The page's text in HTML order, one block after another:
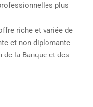
plus
riche et variée de
et non diplomante
de la Banque et des